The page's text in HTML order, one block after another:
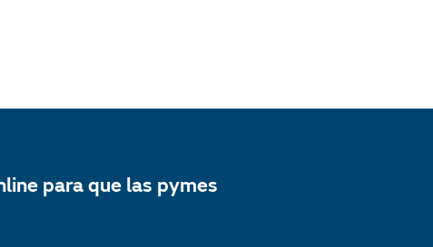
para que las pymes